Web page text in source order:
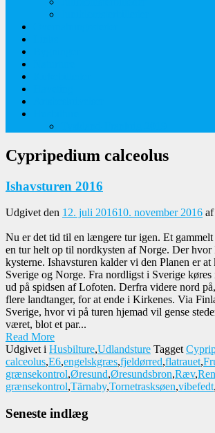
Cypripedium calceolus
Ishavsturen 2016
Udgivet den 12. juli 201610. november 2016 af
Nu er det tid til en længere tur igen. Et
en tur helt op til nordkysten af Norge. Der hvor
kysterne. Ishavsturen kalder vi den Planen er
Sverige og Norge. Fra nordligst i Sverige
ud på spidsen af Lofoten. Derfra videre nord
flere landtanger, for at ende i Kirkenes. Via
Sverige, hvor vi på turen hjemad vil gense
været, blot et par...
Read More
Udgivet i Husbilture,Udlandsture Tagget
calceolus,E6,engelskgræs,fjeldørred,flatrauet,
grænsekontrol,Øresund,Øresundsbron,Ræv,
grænsekontrol,Tärnaby,Tornetrasksøen,vibefedt,
Seneste indlæg